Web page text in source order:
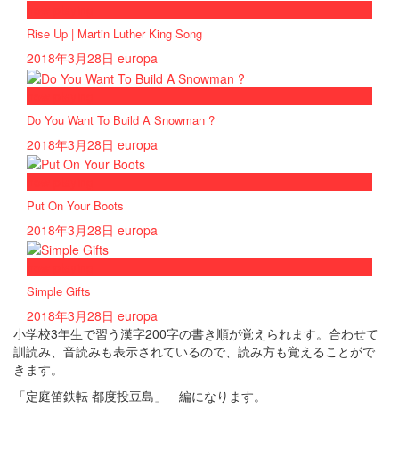
Rise Up | Martin Luther King Song
2018年3月28日 europa
Do You Want To Build A Snowman ?
2018年3月28日 europa
Put On Your Boots
2018年3月28日 europa
Simple Gifts
2018年3月28日 europa
小学校3年生で習う漢字200字の書き順が覚えられます。合わせて
訓読み、音読みも表示されているので、読み方も覚えることがで
きます。
「定庭笛鉄転 都度投豆島」 編になります。